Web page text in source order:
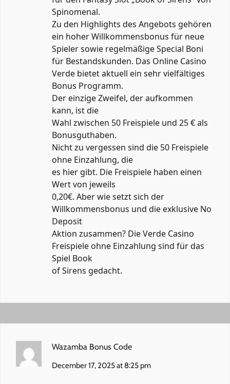
Spinomenal.
Zu den Highlights des Angebots gehören
ein hoher Willkommensbonus für neue
Spieler sowie regelmäßige Special Boni
für Bestandskunden. Das Online Casino
Verde bietet aktuell ein sehr vielfältiges
Bonus Programm.
Der einzige Zweifel, der aufkommen
kann, ist die
Wahl zwischen 50 Freispiele und 25 € als
Bonusguthaben.
Nicht zu vergessen sind die 50 Freispiele
ohne Einzahlung, die
es hier gibt. Die Freispiele haben einen
Wert von jeweils
0,20€. Aber wie setzt sich der
Willkommensbonus und die exklusive No
Deposit
Aktion zusammen? DieVerde Casino
Freispiele ohne Einzahlung sind für das
Spiel Book
of Sirens gedacht.
Wazamba Bonus Code
December 17, 2025 at 8:25 pm